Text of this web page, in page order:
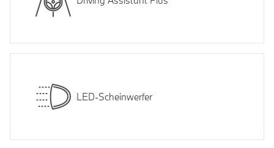
LED-Scheinwerfer